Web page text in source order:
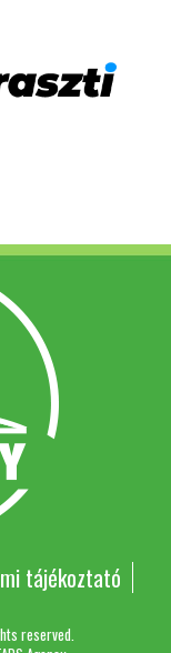
tájékoztató
reserved.